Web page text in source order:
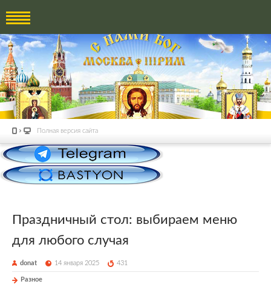
Полная версия сайта
Праздничный стол: выбираем меню
для любого случая
donat 14 января 2025 431
Разное